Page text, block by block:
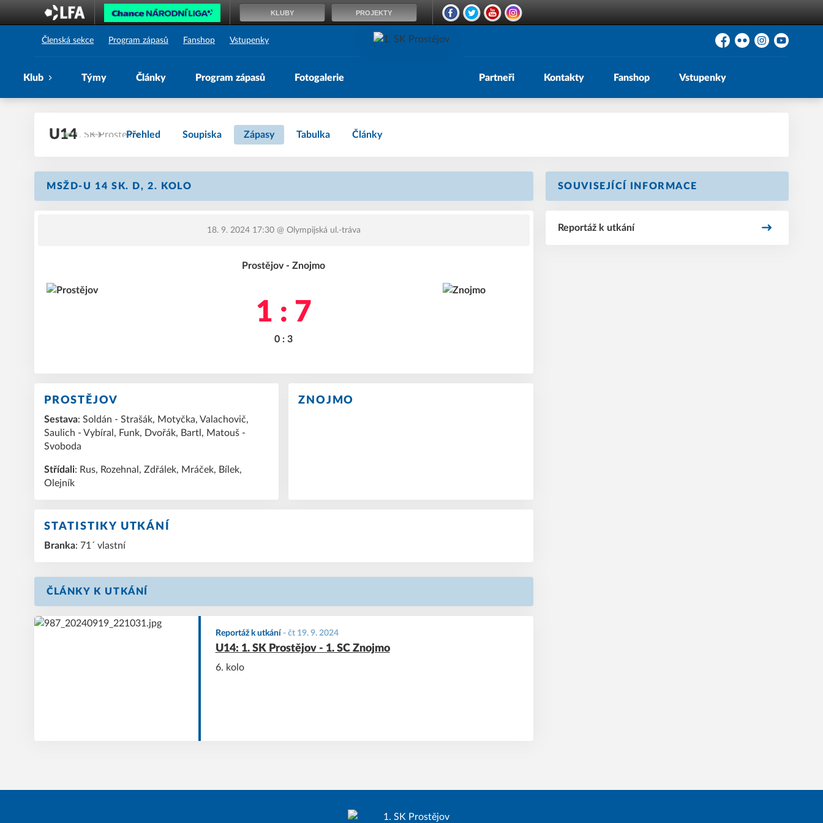
Členská sekce Program zápasů Fanshop Vstupenky
Facebook
Flickr Instagram
YouTube
Klub Týmy Články Program zápasů Fotogalerie Partneři Kontakty Fanshop Vstupenky
U14 Přehled Soupiska Zápasy Tabulka Články
MSŽD-U 14 SK. D, 2. KOLO
18. 9. 2024 17:30@ Olympijská ul.-tráva
Prostějov - Znojmo
1 : 7
0 : 3
PROSTĚJOV
Sestava: Soldán - Strašák, Motyčka, Valachovič,
Saulich - Vybíral, Funk, Dvořák, Bartl, Matouš -
Svoboda
Střídali: Rus, Rozehnal, Zdřálek, Mráček, Bílek,
Olejník
ZNOJMO
STATISTIKY UTKÁNÍ
Branka: 71´ vlastní
ČLÁNKY K UTKÁNÍ
Reportáž k utkání - čt 19. 9. 2024
U14: 1. SK Prostějov - 1. SC Znojmo
6. kolo
SOUVISEJÍCÍ INFORMACE
Reportáž k utkání
KLUBY PROJEKTY